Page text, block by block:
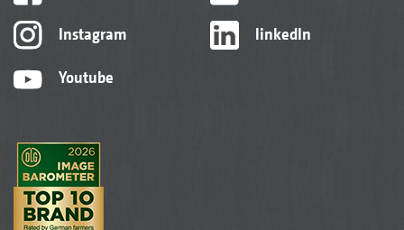
Instagram
Youtube
linkedIn